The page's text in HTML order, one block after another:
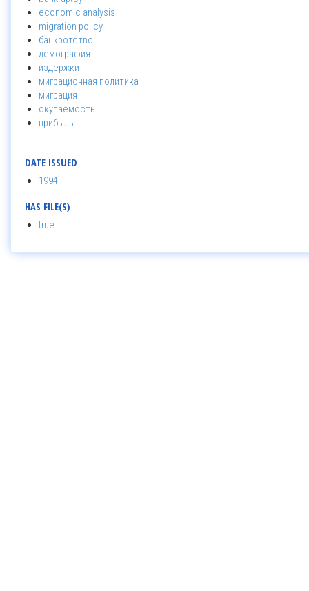
economic analysis
migration policy
банкротство
демография
издержки
миграционная политика
миграция
окупаемость
прибыль
DATE ISSUED
1994
HAS FILE(S)
true